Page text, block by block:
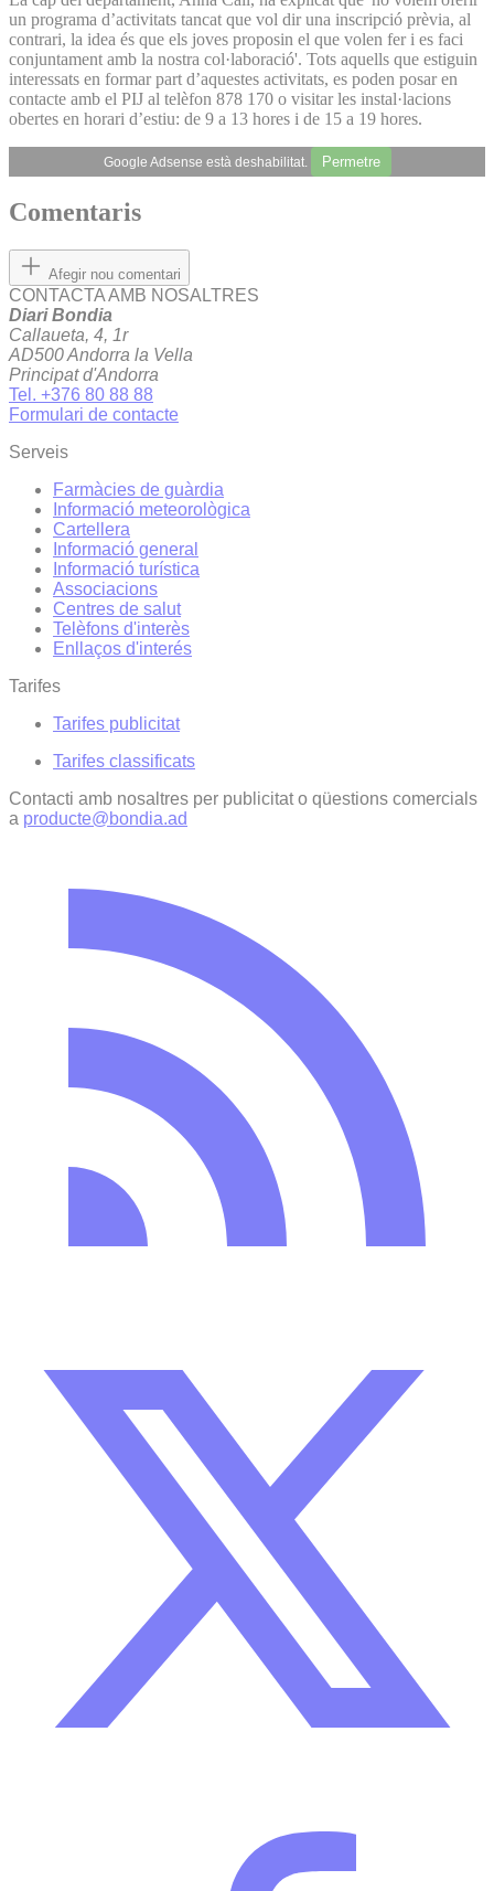
un programa d’activitats tancat que vol dir una inscripció prèvia, al
contrari, la idea és que els joves proposin el que volen fer i es faci
conjuntament amb la nostra col·laboració'. Tots aquells que estiguin
interessats en formar part d’aquestes activitats, es poden posar en
contacte amb el PIJ al telèfon 878 170 o visitar les instal·lacions
obertes en horari d’estiu: de 9 a 13 hores i de 15 a 19 hores.
Google Adsense està deshabilitat. Permetre
Comentaris
Afegir nou comentari
CONTACTA AMB NOSALTRES
Diari Bondia
Callaueta, 4, 1r
AD500 Andorra la Vella
Principat d'Andorra
Tel. +376 80 88 88
Formulari de contacte
Serveis
Farmàcies de guàrdia
Informació meteorològica
Cartellera
Informació general
Informació turística
Associacions
Centres de salut
Telèfons d'interès
Enllaços d'interés
Tarifes
Tarifes publicitat
Tarifes classificats
Contacti amb nosaltres per publicitat o qüestions comercials
a producte@bondia.ad